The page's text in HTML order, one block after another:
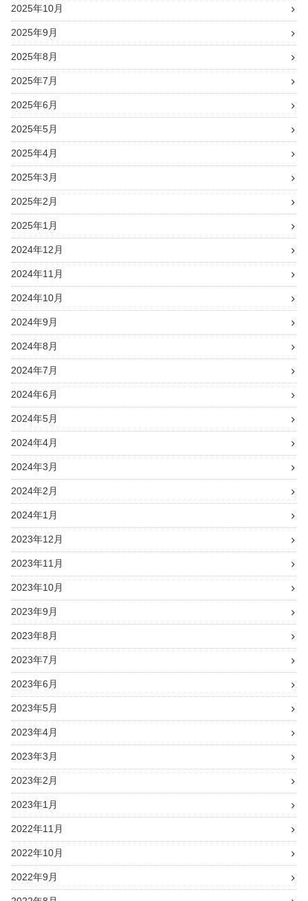
2025年10月
2025年9月
2025年8月
2025年7月
2025年6月
2025年5月
2025年4月
2025年3月
2025年2月
2025年1月
2024年12月
2024年11月
2024年10月
2024年9月
2024年8月
2024年7月
2024年6月
2024年5月
2024年4月
2024年3月
2024年2月
2024年1月
2023年12月
2023年11月
2023年10月
2023年9月
2023年8月
2023年7月
2023年6月
2023年5月
2023年4月
2023年3月
2023年2月
2023年1月
2022年11月
2022年10月
2022年9月